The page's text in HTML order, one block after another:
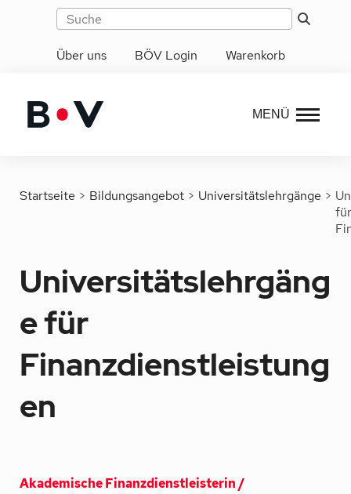
Über uns BÖV Login Warenkorb
MENÜ
Startseite > Bildungsangebot > Universitätslehrgänge >
für
Universitätslehrgäng
e für
Finanzdienstleistung
en
Akademische Finanzdienstleisterin /